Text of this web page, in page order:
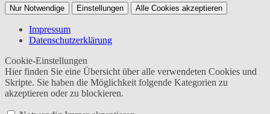
Nur Notwendige Einstellungen Alle Cookies akzeptieren
Impressum
Datenschutzerklärung
Cookie-Einstellungen
Hier finden Sie eine Übersicht über alle verwendeten Cookies und
Skripte. Sie haben die Möglichkeit folgende Kategorien zu
akzeptieren oder zu blockieren.